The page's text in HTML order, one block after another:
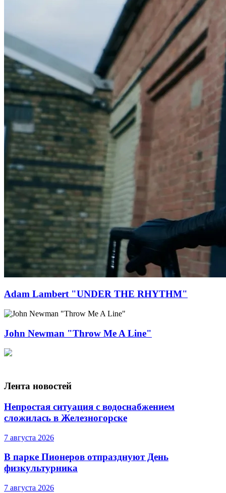
Adam Lambert "UNDER THE RHYTHM"
John Newman "Throw Me A Line"
Лента новостей
Непростая ситуация с водоснабжением
сложилась в Железногорске
7 августа 2026
В парке Пионеров отпразднуют День
физкультурника
7 августа 2026